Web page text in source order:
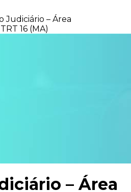
Judiciário – Área
16 (MA)
– Área